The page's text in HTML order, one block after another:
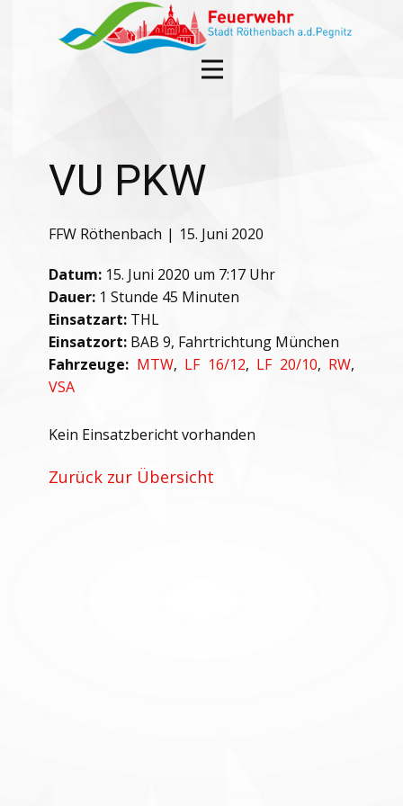
VU PKW
FFW Röthenbach 15. Juni 2020
Datum: 15. Juni 2020 um 7:17 Uhr
Dauer: 1 Stunde 45 Minuten
Einsatzart: THL
Einsatzort: BAB 9, Fahrtrichtung München
Fahrzeuge: MTW, LF 16/12, LF 20/10, RW,
VSA
Kein Einsatzbericht vorhanden
Zurück zur Übersicht